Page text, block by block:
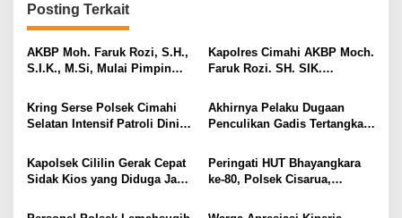
Posting Terkait
AKBP Moh. Faruk Rozi, S.H.,
S.I.K., M.Si, Mulai Pimpin
AKBP NIKO N. ADI PUTRA,
S.H., S.I.K., M.H.
Kapolres Cimahi AKBP Moch.
Faruk Rozi. SH. SIK.
Niko Adi Putra SH. SIK. MH.
Kring Serse Polsek Cimahi
Selatan Intensif Patroli Dini
Terpantau Aman dan
Kondusif
Akhirnya Pelaku Dugaan
Penculikan Gadis Tertangkap
Kapolsek Cililin Gerak Cepat
Sidak Kios yang Diduga Jadi
Ilegal, Warga Apresiasi
Peringati HUT Bhayangkara
ke-80, Polsek Cisarua,
Kamtibmas Menuju Menuju